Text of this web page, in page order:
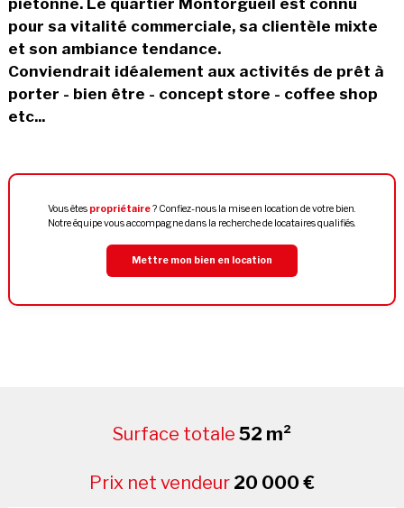
pour sa vitalité commerciale, sa clientèle mixte
et son ambiance tendance.
Conviendrait idéalement aux activités de prêt à
porter - bien être - concept store - coffee shop
etc...
Vous êtes propriétaire? Confiez-nous la mise en location de votre bien.
Notre équipe vous accompagne dans la recherche de locataires qualifiés.
Mettre mon bien en location
Surface totale 52 m²
Prix net vendeur 20 000 €